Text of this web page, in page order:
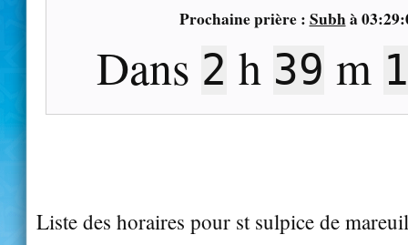
Prochaine prière : Subhà
Dans 2 h 39 m
Liste des horaires pour st sulpice de mareuil